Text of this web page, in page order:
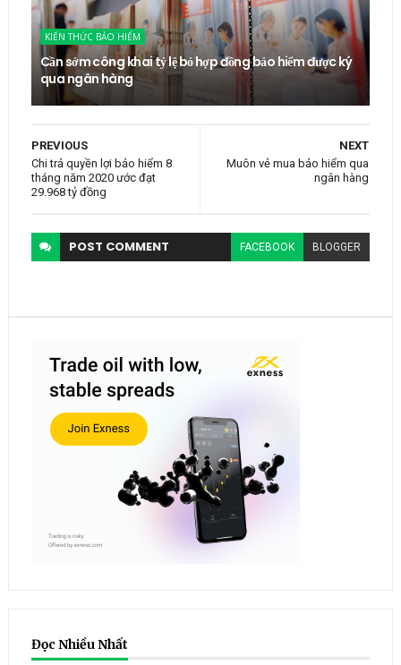
KIẾN THỨC BẢO HIỂM
Cần sớm công khai tỷ lệ bỏ hợp đồng bảo hiểm được ký
qua ngân hàng
NEXT
Muôn vẻ mua bảo hiểm qua
ngân hàng
PREVIOUS
Chi trả quyền lợi bảo hiểm 8
tháng năm 2020 ước đạt
29.968 tỷ đồng
POST COMMENT FACEBOOK BLOGGER
Đọc Nhiều Nhất